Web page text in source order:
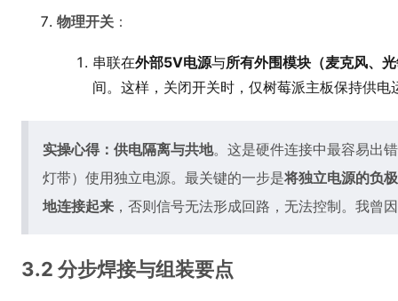
物理开关 ：
串联在外部5V电源与所有外围模块（麦克风、
间。这样，关闭开关时，仅树莓派主板保持供
实操心得：供电隔离与共地。这是硬件连接中最容易出
灯带）使用独立电源。最关键的一步是将独立电源的负
地连接起来 ，否则信号无法形成回路，无法控制。我曾
3.2 分步焊接与组装要点